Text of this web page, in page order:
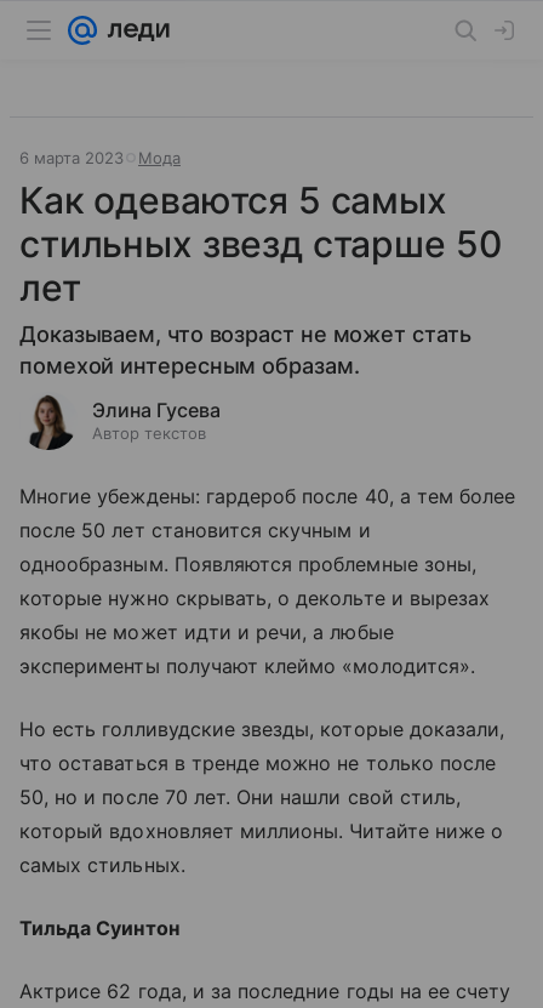
6 марта 2023 Мода
Как одеваются 5 самых
стильных звезд старше 50
лет
Доказываем, что возраст не может стать
помехой интересным образам.
Элина Гусева
Автор текстов
Многие убеждены: гардероб после 40, а тем более
после 50 лет становится скучным и
однообразным. Появляются проблемные зоны,
которые нужно скрывать, о декольте и вырезах
якобы не может идти и речи, а любые
эксперименты получают клеймо «молодится».
Но есть голливудские звезды, которые доказали,
что оставаться в тренде можно не только после
50, но и после 70 лет. Они нашли свой стиль,
который вдохновляет миллионы. Читайте ниже о
самых стильных.
Тильда Суинтон
Актрисе 62 года, и за последние годы на ее счету